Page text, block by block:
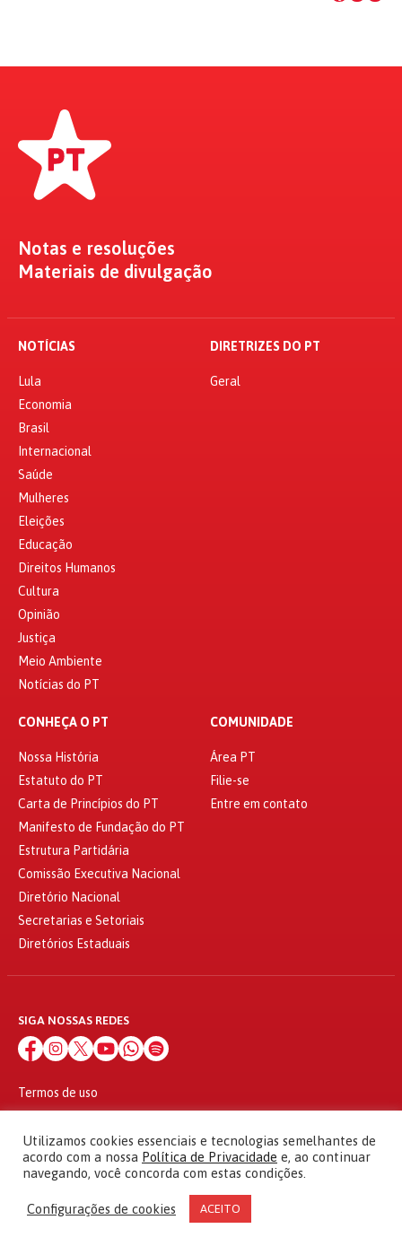
Notas e resoluções
Materiais de divulgação
NOTÍCIAS
Lula
Economia
Brasil
Internacional
Saúde
Mulheres
Eleições
Educação
Direitos Humanos
Cultura
Opinião
Justiça
Meio Ambiente
Notícias do PT
DIRETRIZES DO PT
Geral
CONHEÇA O PT
Nossa História
Estatuto do PT
Carta de Princípios do PT
Manifesto de Fundação do PT
Estrutura Partidária
Comissão Executiva Nacional
Diretório Nacional
Secretarias e Setoriais
Diretórios Estaduais
COMUNIDADE
Área PT
Filie-se
Entre em contato
SIGA NOSSAS REDES
Termos de uso
© 2010 - 2026
Partido dos Trabalhadores Todos os direitos reservados
Utilizamos cookies essenciais e tecnologias semelhantes de
acordo com a nossa Política de Privacidade e, ao continuar
navegando, você concorda com estas condições.
Configurações de cookies ACEITO